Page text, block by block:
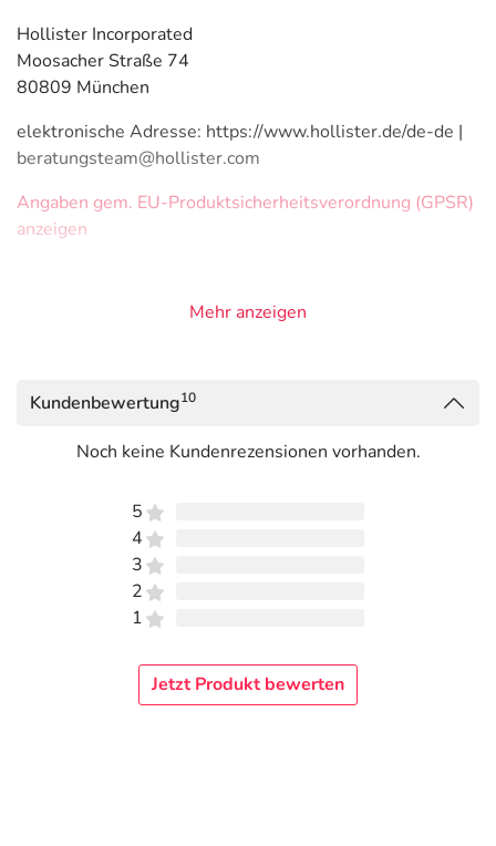
Hollister Incorporated
Moosacher Straße 74
80809 München
elektronische Adresse: https://www.hollister.de/de-de |
beratungsteam@hollister.com
Angaben gem. EU-Produktsicherheitsverordnung (GPSR)
anzeigen
Mehr anzeigen
Kundenbewertung10
Noch keine Kundenrezensionen vorhanden.
5
4
3
2
1
Jetzt Produkt bewerten